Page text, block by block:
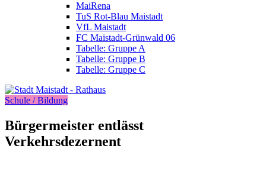
MaiRena
TuS Rot-Blau Maistadt
VfL Maistadt
FC Maistadt-Grünwald 06
Tabelle: Gruppe A
Tabelle: Gruppe B
Tabelle: Gruppe C
Schule / Bildung
Bürgermeister entlässt
Verkehrsdezernent